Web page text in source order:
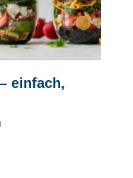
einfach,